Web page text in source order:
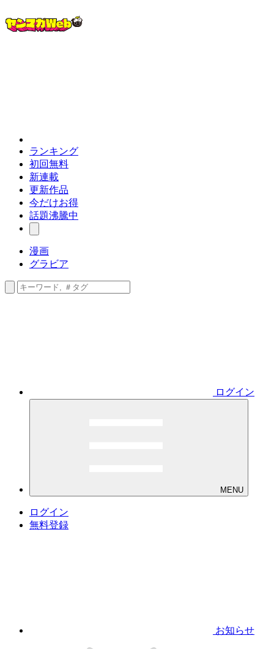
ランキング
初回無料
新連載
更新作品
今だけお得
話題沸騰中
漫画
グラビア
ログイン
MENU
ログイン
無料登録
お知らせ